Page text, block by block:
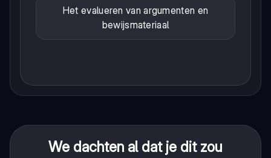
Het evalueren van argumenten en
bewijsmateriaal
We dachten al dat je dit zou